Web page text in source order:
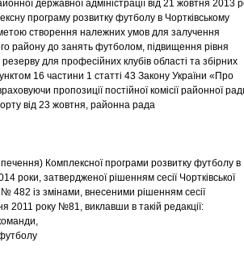
державної адміністрації від 21 жовтня 2013
програму розвитку футболу в Чортківському
створення належних умов для залучення
району до занять футболом, підвищення рівня
для професійних клубів області та збірних
16 частини 1 статті 43 Закону України «Про
пропозиції постійної комісії районної
від 23 жовтня, районна рада
Комплексної програми розвитку футболу в
роки, затвердженої рішенням сесії Чортківської
482 із змінами, внесеними рішенням сесії
2011 року №81, виклавши в такій редакції: